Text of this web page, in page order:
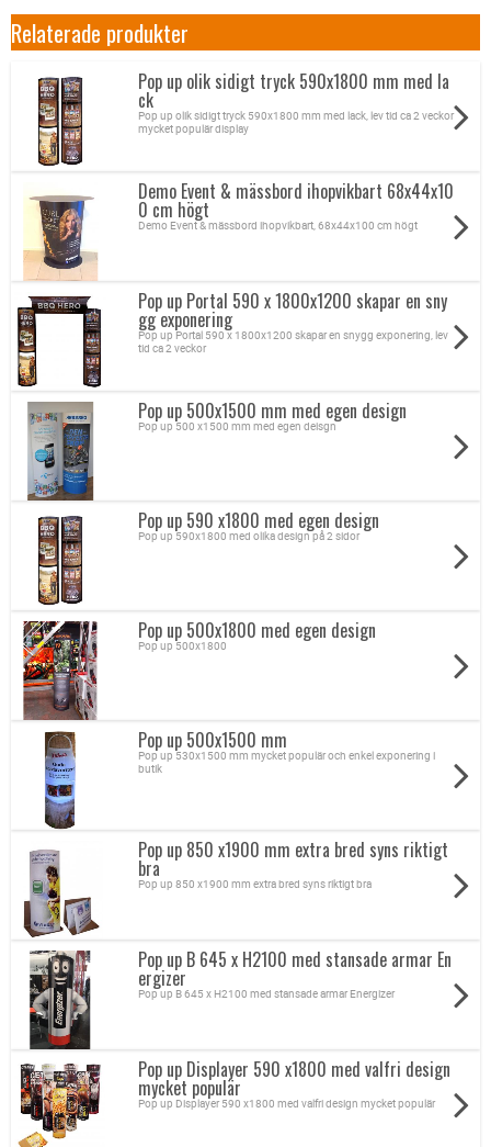
Relaterade produkter
Pop up olik sidigt tryck 590x1800 mm med la
ck
Pop up olik sidigt tryck 590x1800 mm med lack, lev tid ca 2 veckor
mycket populär display
Demo Event & mässbord ihopvikbart 68x44x10
0 cm högt
Demo Event & mässbord ihopvikbart, 68x44x100 cm högt
Pop up Portal 590 x 1800x1200 skapar en sny
gg exponering
Pop up Portal 590 x 1800x1200 skapar en snygg exponering, lev
tid ca 2 veckor
Pop up 500x1500 mm med egen design
Pop up 500 x1500 mm med egen deisgn
Pop up 590 x1800 med egen design
Pop up 590x1800 med olika design på 2 sidor
Pop up 500x1800 med egen design
Pop up 500x1800
Pop up 500x1500 mm
Pop up 530x1500 mm mycket populär och enkel exponering i
butik
Pop up 850 x1900 mm extra bred syns riktigt
bra
Pop up 850 x1900 mm extra bred syns riktigt bra
Pop up B 645 x H2100 med stansade armar En
ergizer
Pop up B 645 x H2100 med stansade armar Energizer
Pop up Displayer 590 x1800 med valfri design
mycket populär
Pop up Displayer 590 x1800 med valfri design mycket populär